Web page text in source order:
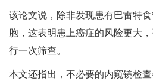
该论文说，除非发现患有巴雷特
胞，这表明患上癌症的风险更大
行一次筛查。
本文还指出，不必要的内窥镜检